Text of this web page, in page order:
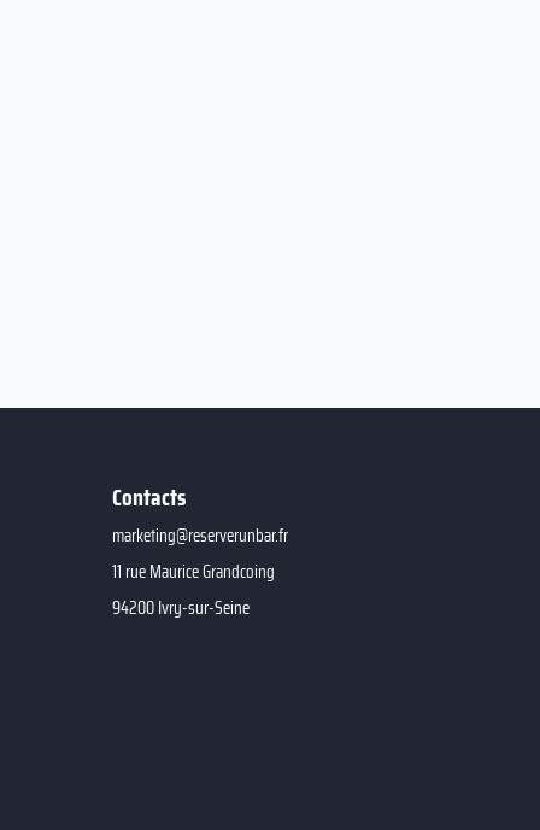
Contacts
marketing@reserverunbar.fr
11 rue Maurice Grandcoing
94200 Ivry-sur-Seine